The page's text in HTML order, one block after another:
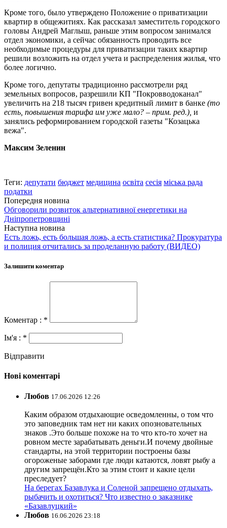
Кроме того, было утверждено Положение о приватизации
квартир в общежитиях. Как рассказал заместитель городского
головы Андрей Маглыш, раньше этим вопросом занимался
отдел экономики, а сейчас обязанность проводить все
необходимые процедуры для приватизации таких квартир
решили возложить на отдел учета и распределения жилья, что
более логично.
Кроме того, депутаты традиционно рассмотрели ряд
земельных вопросов, разрешили КП "Покровводоканал"
увеличить на 218 тысяч гривен кредитный лимит в банке (то
есть, повышения тарифа им уже мало? – прим. ред.), и
занялись реформированием городской газеты "Козацька
вежа".
Максим Зеленин
Теги: депутати бюджет медицина освіта сесія міська рада
податки
Попередня новина
Обговорили розвиток альтернативної енергетики на
Дніпропетровщині
Наступна новина
Есть ложь, есть большая ложь, а есть статистика? Прокуратура
и полиция отчитались за проделанную работу (ВИДЕО)
Залишити коментар
Коментар : *
Ім'я : *
Відправити
Нові коментарі
Любов 17.06.2026 12:26
Каким образом отдыхающие осведомленны, о том что
это заповедник там нет ни каких опозновательных
знаков .Это больше похоже на то что кто-то хочет на
ровном месте зарабатывать деньги.И почему двойные
стандарты, на этой территории построены базы
огороженые заборами где люди катаются, ловят рыбу а
другим запрещён.Кто за этим стоит и какие цели
преследует?
На берегах Базавлука и Соленой запрещено отдыхать,
рыбачить и охотиться? Что известно о заказнике
«Базавлуцкий»
Любов 16.06.2026 23:18